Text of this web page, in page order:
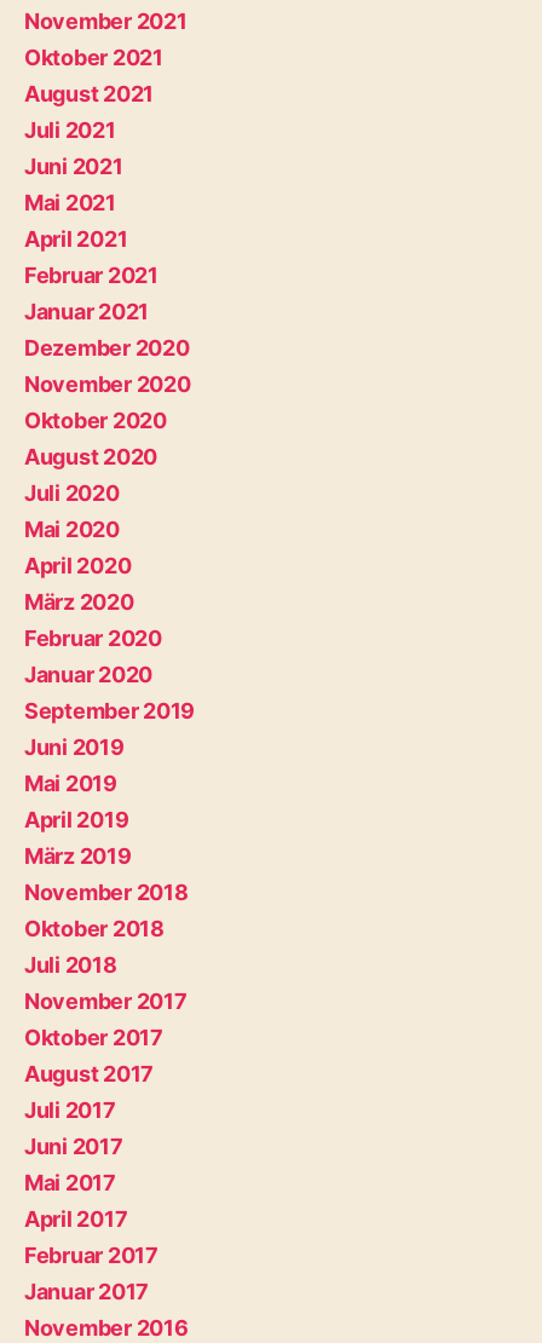
November 2021
Oktober 2021
August 2021
Juli 2021
Juni 2021
Mai 2021
April 2021
Februar 2021
Januar 2021
Dezember 2020
November 2020
Oktober 2020
August 2020
Juli 2020
Mai 2020
April 2020
März 2020
Februar 2020
Januar 2020
September 2019
Juni 2019
Mai 2019
April 2019
März 2019
November 2018
Oktober 2018
Juli 2018
November 2017
Oktober 2017
August 2017
Juli 2017
Juni 2017
Mai 2017
April 2017
Februar 2017
Januar 2017
November 2016